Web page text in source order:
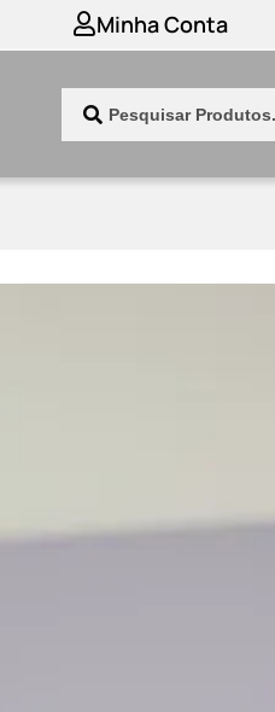
Minha Conta